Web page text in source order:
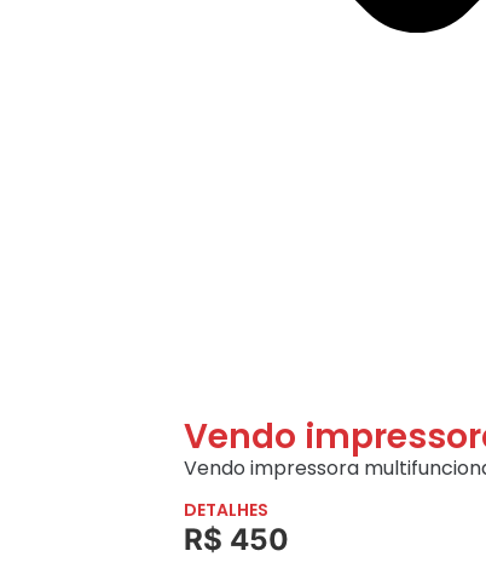
Vendo
Vendo impressora
DETALHES
R$ 450